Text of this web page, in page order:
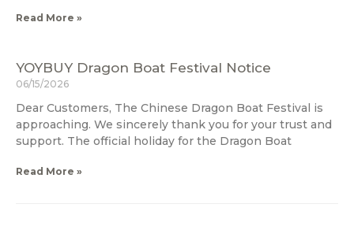
Read More »
YOYBUY Dragon Boat Festival Notice
06/15/2026
Dear Customers, The Chinese Dragon Boat Festival is
approaching. We sincerely thank you for your trust and
support. The official holiday for the Dragon Boat
Read More »